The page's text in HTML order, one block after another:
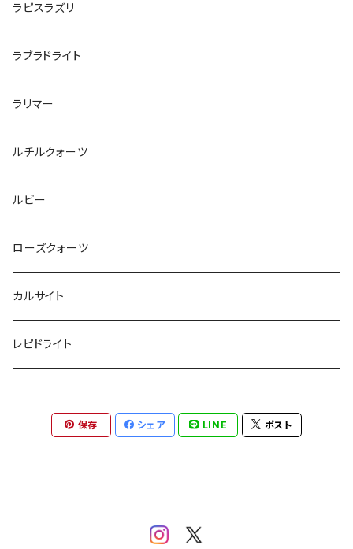
ラピスラズリ
ラブラドライト
ラリマー
ルチルクォーツ
ルビー
ローズクォーツ
カルサイト
レピドライト
保存 シェア LINE ポスト